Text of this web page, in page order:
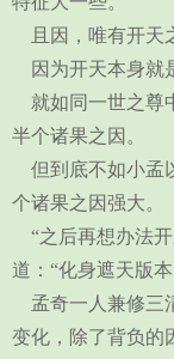
且因，唯有开天
因为开天本身就
就如同一世之尊
半个诸果之因。
但到底不如小孟
个诸果之因强大。
“之后再想办法开
道：“化身遮天版
孟奇一人兼修三
变化，除了背负的